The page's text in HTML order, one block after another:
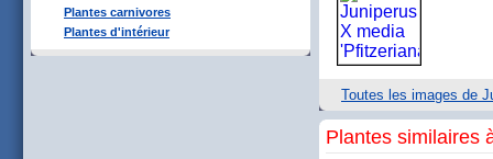
Plantes carnivores
Plantes d'intérieur
Toutes les images de
Plantes similaires